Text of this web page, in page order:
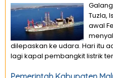
Tuzla,
awal
dilepaskan ke udara. Hari itu
lagi kapal pembangkit listrik